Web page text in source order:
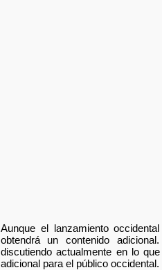
Aunque el lanzamiento
obtendrá un contenido
discutiendo actualmente en lo
adicional para el público occidental.